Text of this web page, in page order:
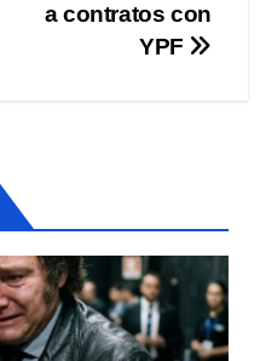
a contratos con
YPF